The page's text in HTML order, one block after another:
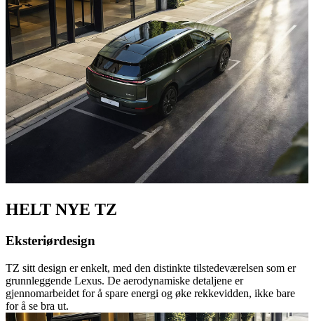
HELT NYE TZ
Eksteriørdesign
TZ sitt design er enkelt, med den distinkte tilstedeværelsen som er
grunnleggende Lexus. De aerodynamiske detaljene er
gjennomarbeidet for å spare energi og øke rekkevidden, ikke bare
for å se bra ut.